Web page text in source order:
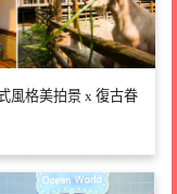
風格美拍景 x 復古眷